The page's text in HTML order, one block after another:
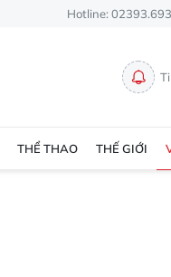
Hotline:
THỂ THAO THẾ GIỚI